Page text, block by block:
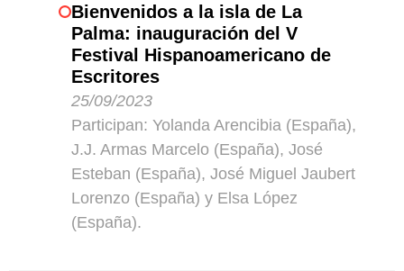
Bienvenidos a la isla de La
Palma: inauguración del V
Festival Hispanoamericano de
Escritores
25/09/2023
Participan: Yolanda Arencibia (España),
J.J. Armas Marcelo (España), José
Esteban (España), José Miguel Jaubert
Lorenzo (España) y Elsa López
(España).